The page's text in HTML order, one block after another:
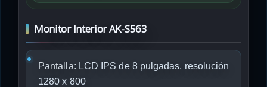
Monitor Interior AK-S563
Pantalla: LCD IPS de 8 pulgadas, resolución
1280 x 800